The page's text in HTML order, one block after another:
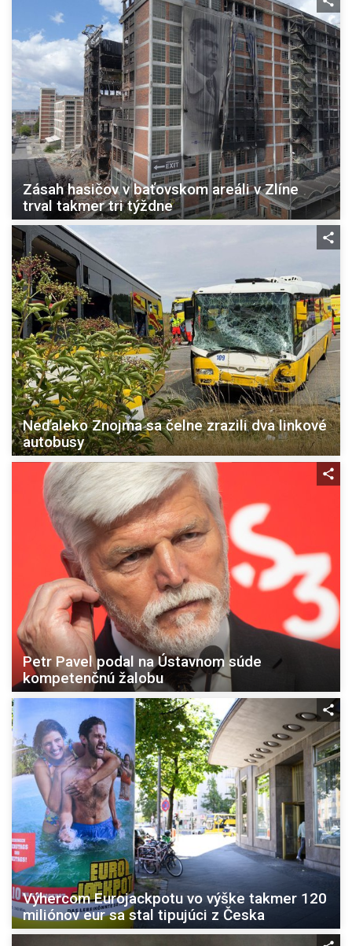
Zásah hasičov v baťovskom areáli v Zlíne
trval takmer tri týždne
Neďaleko Znojma sa čelne zrazili dva linkové
autobusy
Petr Pavel podal na Ústavnom súde
kompetenčnú žalobu
Výhercom Eurojackpotu vo výške takmer 120
miliónov eur sa stal tipujúci z Česka